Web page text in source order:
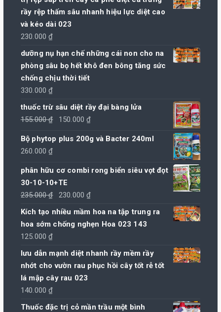
rầy rệp thấm sâu nhanh hiệu lực diệt cao
và kéo dài 023
230.000₫
dưỡng nụ hạn chế những cái non cho na
phòng sâu bọ hết khô đen bông tăng sức
chống chịu thời tiết
330.000₫
thuốc trừ sâu diệt rầy đại bàng lửa
155.000₫
Giá
là:
150.000₫
tại
150.000 ₫.
Bộ phytop plus 200g và Bacter 240ml
260.000₫
phân hữu cơ combi rong biển siêu vọt đọt
30-10-10+TE
235.000₫
Giá
gốc
là:
230.000₫
hiện
tại
Kích tạo nhiều mầm hoa na tập trung ra
hoa sớm chống nghẹn Hoa 023 143
125.000₫
lưu dẫn mạnh diệt nhanh rầy mềm rầy
nhớt cho vườn rau phục hồi cây tốt rễ tốt
lá mập cây rau 023
140.000₫
Thuốc đặc trị cỏ mần trầu một bình